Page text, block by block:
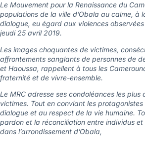
Le Mouvement pour la Renaissance du
populations de la ville d’Obala au calme, à
dialogue, eu égard aux violences
jeudi 25 avril 2019.
Les images choquantes de victimes,
affrontements sanglants de personnes de
et Haoussa, rappellent à tous les
fraternité et de vivre-ensemble.
Le MRC adresse ses condoléances les plus
victimes. Tout en conviant les protagonistes
dialogue et au respect de la vie humaine.
pardon et la réconciliation entre individus
dans l’arrondissement d’Obala,